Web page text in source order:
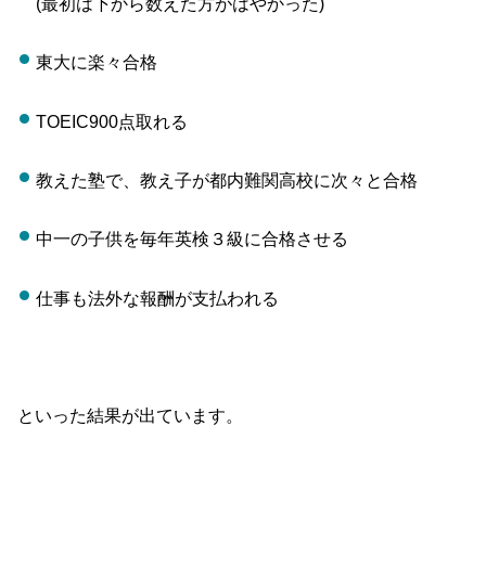
東大に楽々合格
TOEIC900点取れる
教えた塾で、教え子が都内難関高校に次々と合格
中一の子供を毎年英検３級に合格させる
仕事も法外な報酬が支払われる
といった結果が出ています。